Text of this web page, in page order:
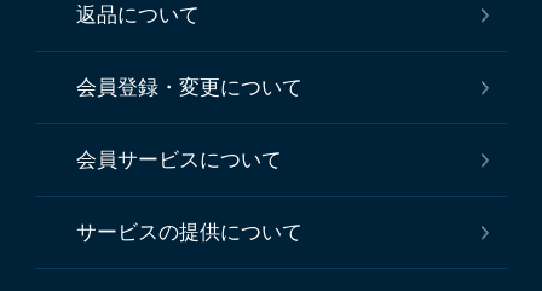
返品について
会員登録・変更について
会員サービスについて
サービスの提供について